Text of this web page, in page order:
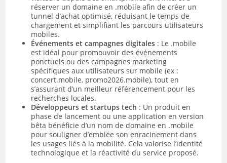
réserver un domaine en .mobile afin de créer un
tunnel d’achat optimisé, réduisant le temps de
chargement et simplifiant les parcours utilisateurs
mobiles.
Événements et campagnes digitales : Le .mobile
est idéal pour promouvoir des événements
ponctuels ou des campagnes marketing
spécifiques aux utilisateurs sur mobile (ex :
concert.mobile, promo2026.mobile), tout en
s’assurant d’un meilleur référencement pour les
recherches locales.
Développeurs et startups tech : Un produit en
phase de lancement ou une application en version
bêta bénéficie d’un nom de domaine en .mobile
pour souligner d’emblée son enracinement dans
les usages liés à la mobilité. Cela valorise l’identité
technologique et la réactivité du service proposé.